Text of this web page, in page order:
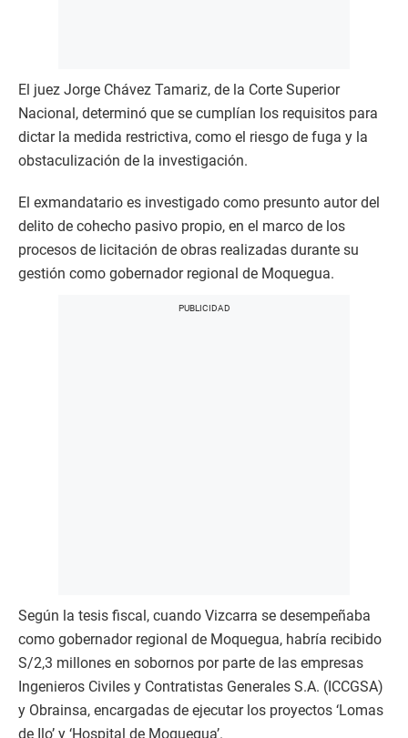
El juez Jorge Chávez Tamariz, de la Corte Superior
Nacional, determinó que se cumplían los requisitos para
dictar la medida restrictiva, como el riesgo de fuga y la
obstaculización de la investigación.
El exmandatario es investigado como presunto autor del
delito de cohecho pasivo propio, en el marco de los
procesos de licitación de obras realizadas durante su
gestión como gobernador regional de Moquegua.
Según la tesis fiscal, cuando Vizcarra se desempeñaba
como gobernador regional de Moquegua, habría recibido
S/2,3 millones en sobornos por parte de las empresas
Ingenieros Civiles y Contratistas Generales S.A. (ICCGSA)
y Obrainsa, encargadas de ejecutar los proyectos ‘Lomas
de Ilo’ y ‘Hospital de Moquegua’.